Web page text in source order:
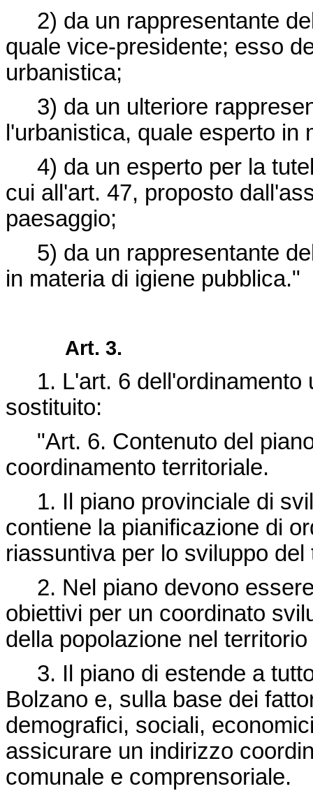
2) da un rappresentante
quale vice-presidente; esso
urbanistica;
3) da un ulteriore
l'urbanistica, quale esperto
4) da un esperto per la
cui all'art. 47, proposto
paesaggio;
5) da un rappresentante
in materia di igiene pubblica."
Art. 3.
1. L'art. 6 dell'ordinamento
sostituito:
"Art. 6. Contenuto del
coordinamento territoriale.
1. Il piano provinciale di
contiene la pianificazione di
riassuntiva per lo sviluppo
2. Nel piano devono
obiettivi per un coordinato
della popolazione nel
3. Il piano di estende a
Bolzano e, sulla base dei
demografici, sociali,
assicurare un indirizzo
comunale e comprensoriale.